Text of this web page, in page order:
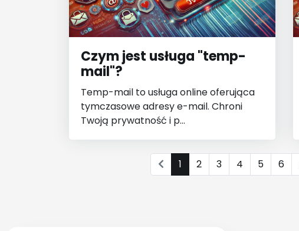
Czym jest usługa "temp-
mail"?
Temp-mail to usługa online oferująca
tymczasowe adresy e-mail. Chroni
Twoją prywatność i p...
1 2 3 4 5 6